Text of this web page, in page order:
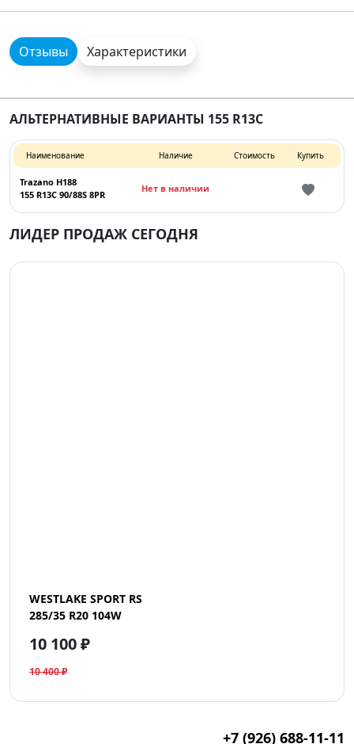
Отзывы Характеристики
АЛЬТЕРНАТИВНЫЕ ВАРИАНТЫ 155 R13C
Наименование Наличие Стоимость Купить
Trazano H188
155 R13C 90/88S 8PR
Нет в наличии
ЛИДЕР ПРОДАЖ СЕГОДНЯ
WESTLAKE SPORT RS
285/35 R20 104W
10 100 ₽
10 400 ₽
+7 (926) 688-11-11